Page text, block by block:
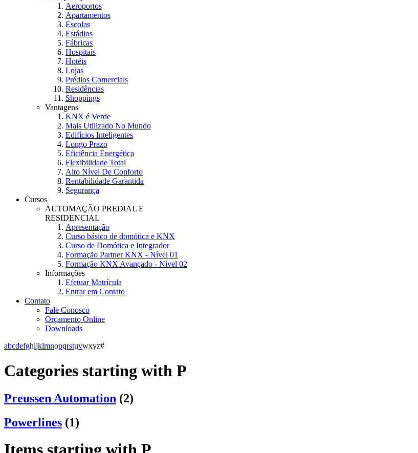
Aeroportos
Apartamentos
Escolas
Estádios
Fábricas
Hospitais
Hotéis
Lojas
Prédios Comerciais
Residências
Shoppings
Vantagens
KNX é Verde
Mais Utilizado No Mundo
Edifícios Inteligentes
Longo Prazo
Eficiência Energética
Flexibilidade Total
Alto Nível De Conforto
Rentabilidade Garantida
Segurança
Cursos
AUTOMAÇÃO PREDIAL E
RESIDENCIAL
Apresentação
Curso básico de domótica e KNX
Curso de Domótica e Integrador
Formação Partner KNX - Nível 01
Formação KNX Avançado - Nível 02
Informações
Efetuar Matrícula
Entrar em Contato
Contato
Fale Conosco
Orçamento Online
Downloads
abcdefghijklmnopqrstuvwxyz#
Categories starting with P
Preussen Automation (2)
Powerlines (1)